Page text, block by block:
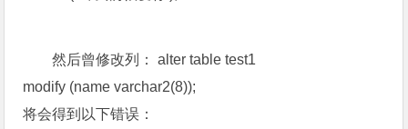
然后曾修改列： alter table test1
modify (name varchar2(8));
将会得到以下错误：